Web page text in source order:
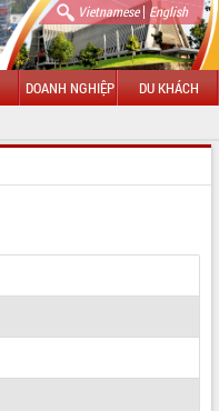
Vietnamese| English
DOANH NGHIỆP DU KHÁCH